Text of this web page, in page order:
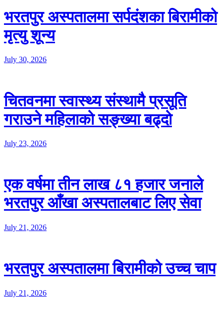
भरतपुर अस्पतालमा सर्पदंशका बिरामीको
मृत्यु शून्य
July 30, 2026
चितवनमा स्वास्थ्य संस्थामै प्रसूति
गराउने महिलाको सङ्ख्या बढ्दो
July 23, 2026
एक वर्षमा तीन लाख ८१ हजार जनाले
भरतपुर आँखा अस्पतालबाट लिए सेवा
July 21, 2026
भरतपुर अस्पतालमा बिरामीको उच्च चाप
July 21, 2026